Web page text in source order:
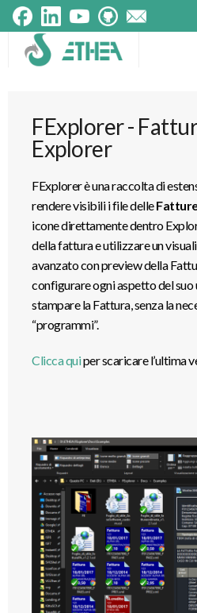
Prodotti
Componenti
Testimonials
Tecnologie
FExplorer -
Explorer
FExplorer èuna raccolta di
rendere visibili i file delle
icone direttamente dentro
della fattura e utilizzare un
avanzato con preview della
configurare ogni aspetto del
stampare la Fattura, senza la
“programmi”.
Clicca quiper scaricare l’ultima